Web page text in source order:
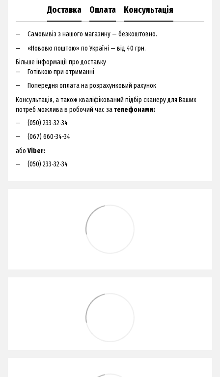
Доставка Оплата Консультація
Самовивіз з нашого магазину — безкоштовно.
«Нововю поштою» по Україні — від 40 грн.
Більше інформації про доставку
Готівкою при отриманні
Попередня оплата на розрахунковий рахунок
Консультація, а також кваліфікований підбір сканеру для Ваших
потреб можлива в робочий час зателефонами:
(050) 233-32-34
(067) 660-34-34
або Viber:
(050) 233-32-34